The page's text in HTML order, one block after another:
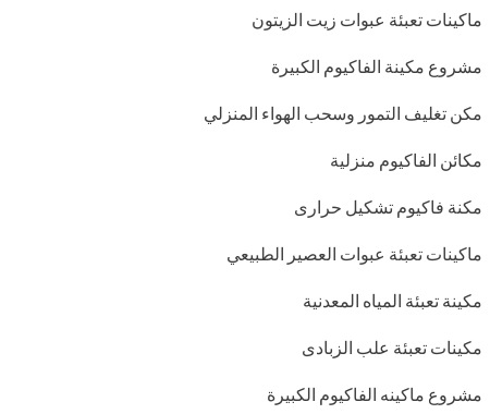
ماكينات تعبئة عبوات زيت الزيتون
مشروع مكينة الفاكيوم الكبيرة
مكن تغليف التمور وسحب الهواء المنزلي
مكائن الفاكيوم منزلية
مكنة فاكيوم تشكيل حرارى
ماكينات تعبئة عبوات العصير الطبيعي
مكينة تعبئة المياه المعدنية
مكينات تعبئة علب الزبادى
مشروع ماكينه الفاكيوم الكبيرة